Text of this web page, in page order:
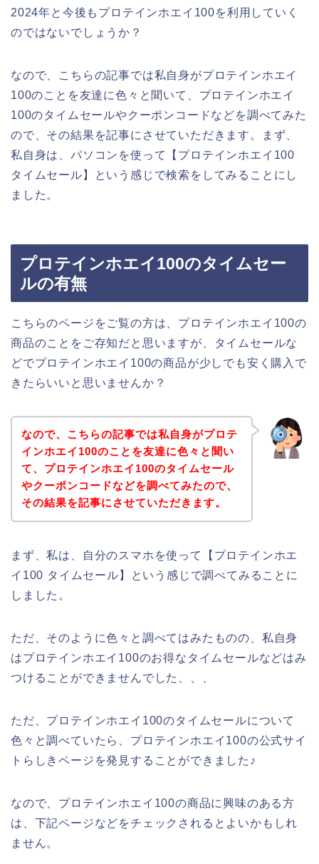
2024年と今後もプロテインホエイ100を利用していく
のではないでしょうか？
なので、こちらの記事では私自身がプロテインホエイ
100のことを友達に色々と聞いて、プロテインホエイ
100のタイムセールやクーポンコードなどを調べてみた
ので、その結果を記事にさせていただきます。まず、
私自身は、パソコンを使って【プロテインホエイ100
タイムセール】という感じで検索をしてみることにし
ました。
プロテインホエイ100のタイムセー
ルの有無
こちらのページをご覧の方は、プロテインホエイ100の
商品のことをご存知だと思いますが、タイムセールな
どでプロテインホエイ100の商品が少しでも安く購入で
きたらいいと思いませんか？
なので、こちらの記事では私自身がプロテ
インホエイ100のことを友達に色々と聞い
て、プロテインホエイ100のタイムセール
やクーポンコードなどを調べてみたので、
その結果を記事にさせていただきます。
まず、私は、自分のスマホを使って【プロテインホエ
イ100 タイムセール】という感じで調べてみることに
しました。
ただ、そのように色々と調べてはみたものの、私自身
はプロテインホエイ100のお得なタイムセールなどはみ
つけることができませんでした、、、
ただ、プロテインホエイ100のタイムセールについて
色々と調べていたら、プロテインホエイ100の公式サイ
トらしきページを発見することができました♪
なので、プロテインホエイ100の商品に興味のある方
は、下記ページなどをチェックされるとよいかもしれ
ません。